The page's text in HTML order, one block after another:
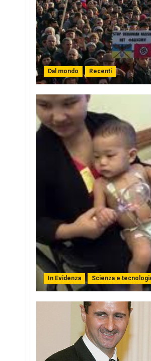
Dal mondo Recenti
In Evidenza Scienza e